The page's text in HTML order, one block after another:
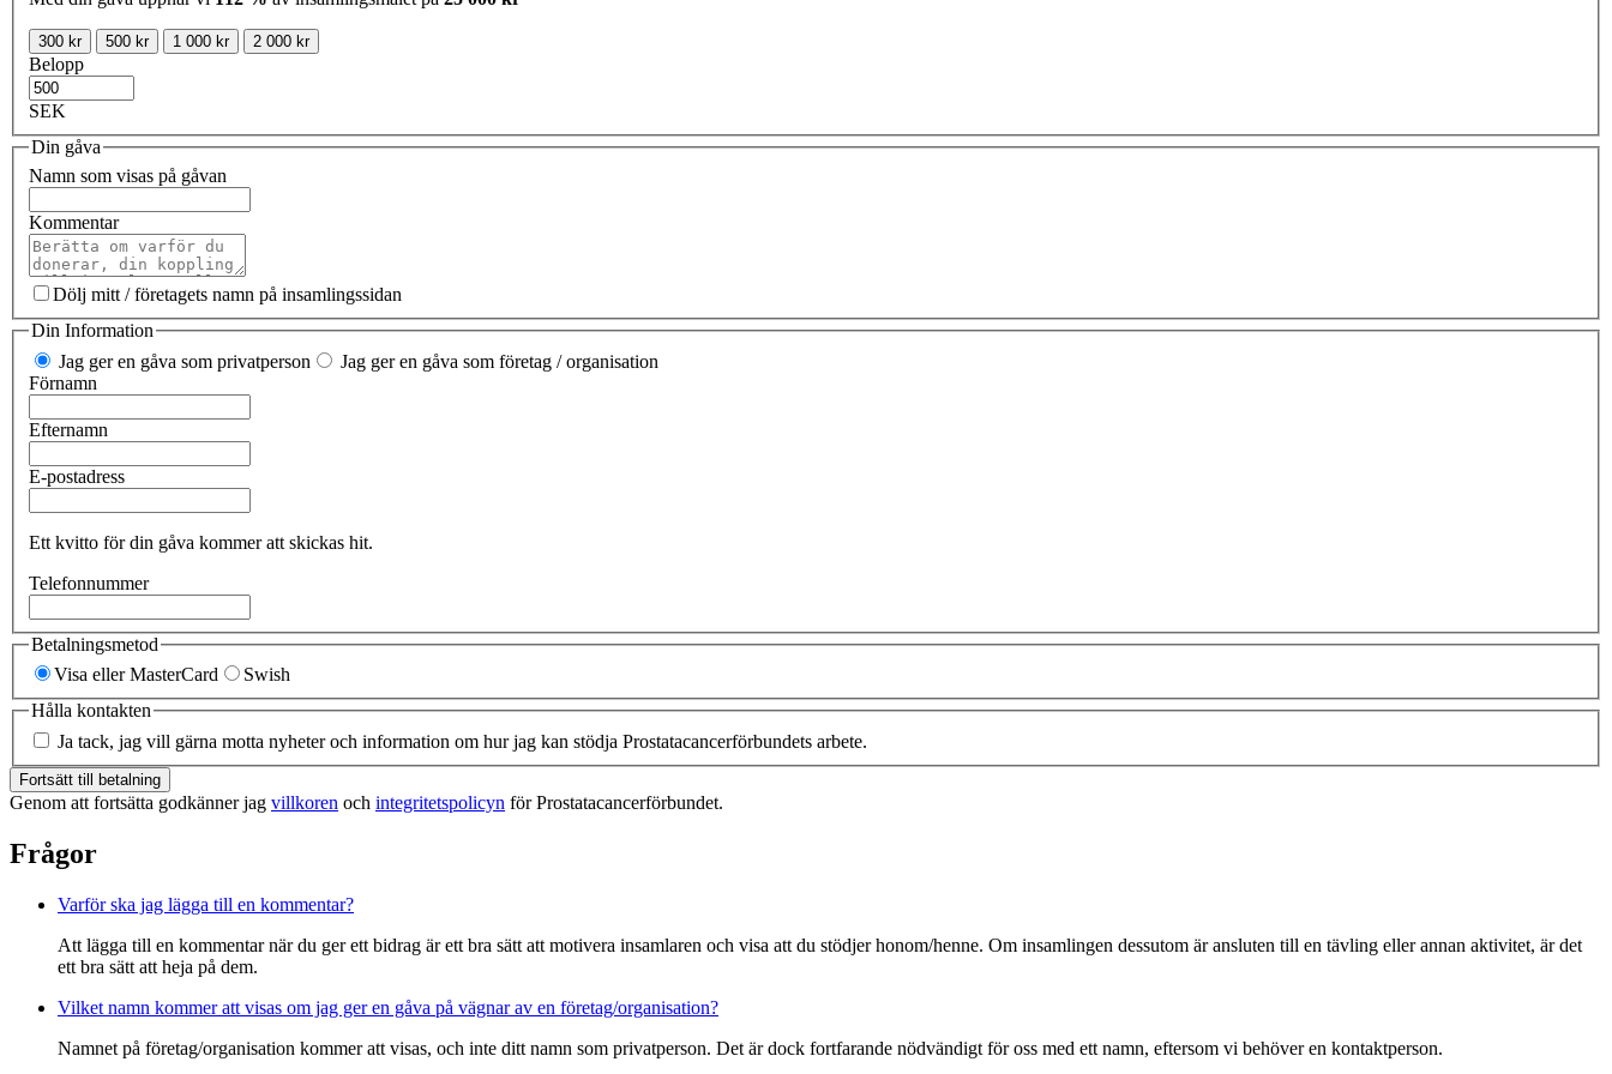
300 kr 500 kr 1 000 kr 2 000 kr
Belopp
SEK
Din gåva
Namn som visas på gåvan
Kommentar
Dölj mitt / företagets namn på insamlingssidan
Din Information
Jag ger en gåva som privatperson
Jag ger en gåva som företag / organisation
Förnamn
Efternamn
E-postadress
Ett kvitto för din gåva kommer att skickas hit.
Telefonnummer
Betalningsmetod
Visa eller MasterCard
Swish
Hålla kontakten
Ja tack, jag vill gärna motta nyheter och information om hur jag kan stödja Prostatacancerförbundets arbete.
Fortsätt till betalning
Genom att fortsätta godkänner jag villkoren och integritetspolicyn för Prostatacancerförbundet.
Frågor
Varför ska jag lägga till en kommentar?
Att lägga till en kommentar när du ger ett bidrag är ett bra sätt att motivera insamlaren och visa att du stödjer honom/henne. Om insamlingen dessutom är ansluten till en tävling eller annan aktivitet, är det
ett bra sätt att heja på dem.
Vilket namn kommer att visas om jag ger en gåva på vägnar av en företag/organisation?
Namnet på företag/organisation kommer att visas, och inte ditt namn som privatperson. Det är dock fortfarande nödvändigt för oss med ett namn, eftersom vi behöver en kontaktperson.